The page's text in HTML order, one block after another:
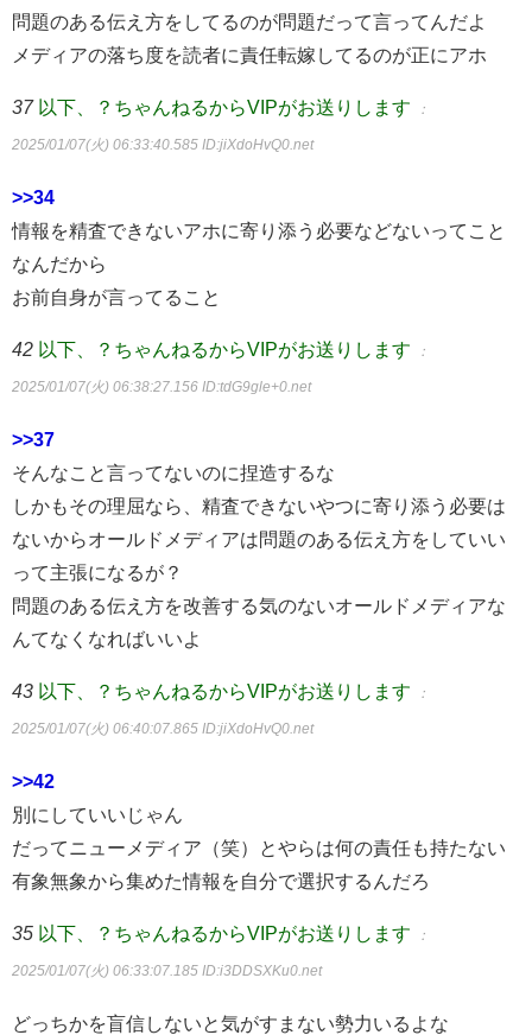
問題のある伝え方をしてるのが問題だって言ってんだよ
メディアの落ち度を読者に責任転嫁してるのが正にアホ
37 以下、？ちゃんねるからVIPがお送りします ：
2025/01/07(火) 06:33:40.585 ID:jiXdoHvQ0.net
>>34
情報を精査できないアホに寄り添う必要などないってこと
なんだから
お前自身が言ってること
42 以下、？ちゃんねるからVIPがお送りします ：
2025/01/07(火) 06:38:27.156 ID:tdG9gle+0.net
>>37
そんなこと言ってないのに捏造するな
しかもその理屈なら、精査できないやつに寄り添う必要は
ないからオールドメディアは問題のある伝え方をしていい
って主張になるが？
問題のある伝え方を改善する気のないオールドメディアな
んてなくなればいいよ
43 以下、？ちゃんねるからVIPがお送りします ：
2025/01/07(火) 06:40:07.865 ID:jiXdoHvQ0.net
>>42
別にしていいじゃん
だってニューメディア（笑）とやらは何の責任も持たない
有象無象から集めた情報を自分で選択するんだろ
35 以下、？ちゃんねるからVIPがお送りします ：
2025/01/07(火) 06:33:07.185 ID:i3DDSXKu0.net
どっちかを盲信しないと気がすまない勢力いるよな